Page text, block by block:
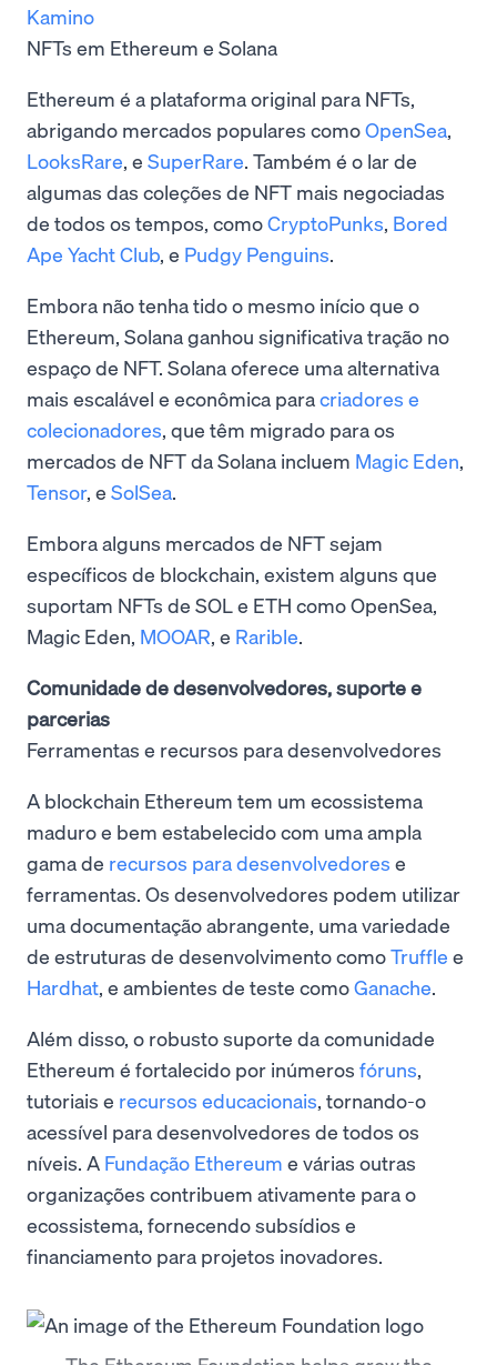
Kamino
NFTs em Ethereum e Solana
Ethereum é a plataforma original para NFTs,
abrigando mercados populares comoOpenSea,
LooksRare, e SuperRare. Também é o lar de
algumas das coleções de NFT mais negociadas
de todos os tempos, comoCryptoPunks, Bored
Ape Yacht Club, e Pudgy Penguins.
Embora não tenha tido o mesmo início que o
Ethereum, Solana ganhou significativa tração no
espaço de NFT. Solana oferece uma alternativa
mais escalável e econômica paracriadores e
colecionadores, que têm migrado para os
mercados de NFT da Solana incluem Magic Eden,
Tensor, e SolSea.
Embora alguns mercados de NFT sejam
específicos de blockchain, existem alguns que
suportam NFTs de SOL e ETH como OpenSea,
Magic Eden, MOOAR, e Rarible.
Comunidade de desenvolvedores, suporte e
parcerias
Ferramentas e recursos para desenvolvedores
A blockchain Ethereum tem um ecossistema
maduro e bem estabelecido com uma ampla
gama de recursos para desenvolvedores e
ferramentas. Os desenvolvedores podem utilizar
uma documentação abrangente, uma variedade
de estruturas de desenvolvimento comoTruffle e
Hardhat, e ambientes de teste comoGanache.
Além disso, o robusto suporte da comunidade
Ethereum é fortalecido por inúmeros fóruns,
tutoriais e recursos educacionais, tornando-o
acessível para desenvolvedores de todos os
níveis. A Fundação Ethereum e várias outras
organizações contribuem ativamente para o
ecossistema, fornecendo subsídios e
financiamento para projetos inovadores.